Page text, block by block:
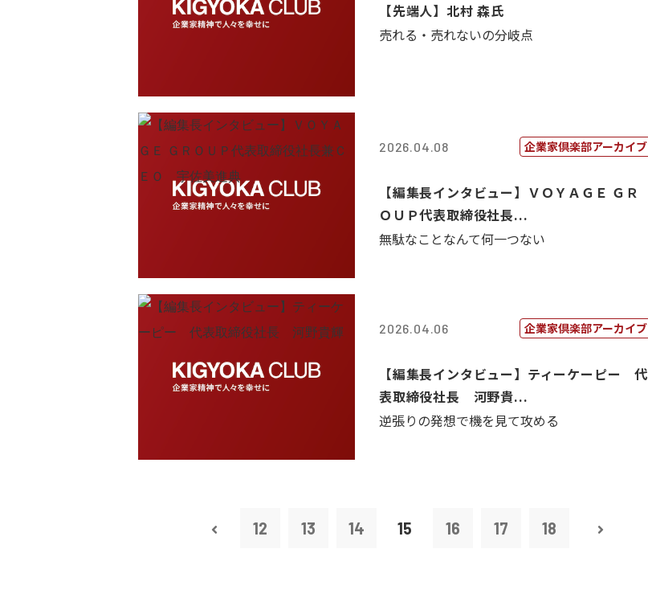
【先端人】北村 森氏
売れる・売れないの分岐点
2026.04.08 企業家倶楽部アーカイブ
【編集長インタビュー】ＶＯＹＡＧＥ ＧＲ
ＯＵＰ代表取締役社長...
無駄なことなんて何一つない
2026.04.06 企業家倶楽部アーカイブ
【編集長インタビュー】ティーケーピー 代
表取締役社長 河野貴...
逆張りの発想で機を見て攻める
12 13 14 15 16 17 18